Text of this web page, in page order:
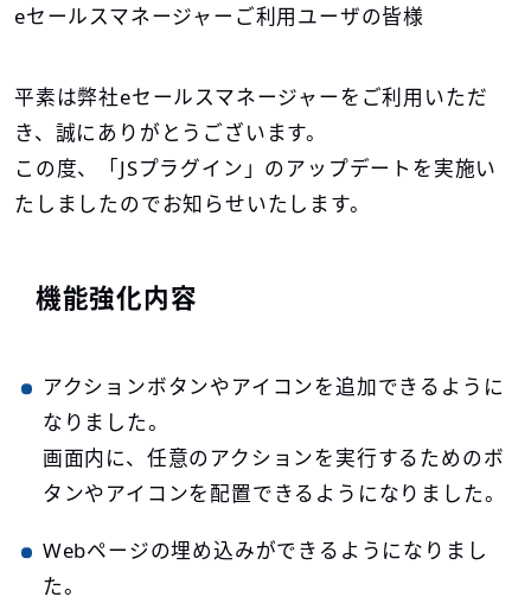
eセールスマネージャーご利用ユーザの皆様
平素は弊社eセールスマネージャーをご利用いただ
き、誠にありがとうございます。
この度、「JSプラグイン」のアップデートを実施い
たしましたのでお知らせいたします。
機能強化内容
アクションボタンやアイコンを追加できるように
なりました。
画面内に、任意のアクションを実行するためのボ
タンやアイコンを配置できるようになりました。
Webページの埋め込みができるようになりまし
た。